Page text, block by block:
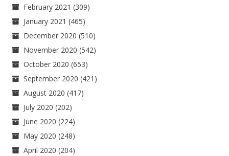
February 2021 (309)
January 2021 (465)
December 2020 (510)
November 2020 (542)
October 2020 (653)
September 2020 (421)
August 2020 (417)
July 2020 (202)
June 2020 (224)
May 2020 (248)
April 2020 (204)